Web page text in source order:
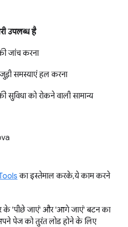
उपलब्ध है
जांच करना
समस्याएं हल करना
सुविधा को रोकने वाली सामान्य
का इस्तेमाल करके, ये काम करने
के 'पीछे जाएं' और 'आगे जाएं' बटन का
पेज को तुरंत लोड होने के लिए